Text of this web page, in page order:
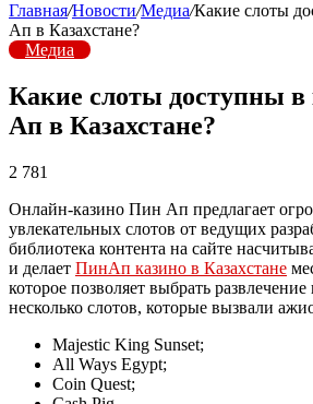
Главная/Новости/Медиа/Какие слоты
Ап в Казахстане?
Медиа
Какие слоты доступны
Ап в Казахстане?
2 781
Онлайн-казино Пин Ап предлагает
увлекательных слотов от ведущих
библиотека контента на сайте
и делает ПинАп казино в Казахстане
которое позволяет выбрать развлечение
несколько слотов, которые вызвали
Majestic King Sunset;
All Ways Egypt;
Coin Quest;